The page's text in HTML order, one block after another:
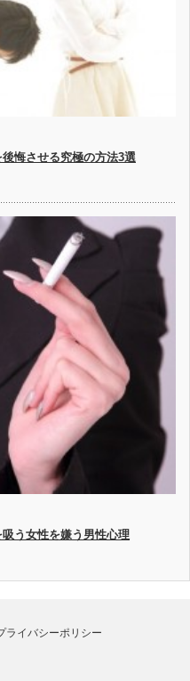
悔させる究極の方法3選
う女性を嫌う男性心理
ライバシーポリシー